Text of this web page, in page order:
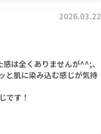
2026.03.22
は全くありませんが^^;、
と肌に染み込む感じが気持
です！